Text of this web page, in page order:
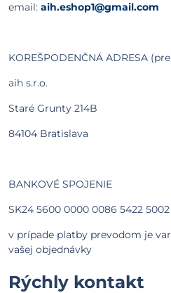
email: aih.eshop1@gmail.com
KOREŠPODENČNÁ ADRESA
aih s.r.o.
Staré Grunty 214B
84104 Bratislava
BANKOVÉ SPOJENIE
SK24 5600 0000 0086 5422 5002
v prípade platby prevodom je
vašej objednávky
Rýchly kontakt